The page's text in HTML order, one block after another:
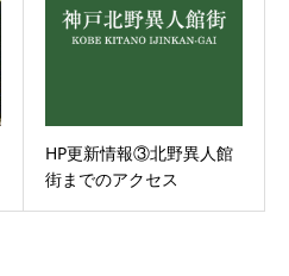
HP更新情報③北野異人館
街までのアクセス